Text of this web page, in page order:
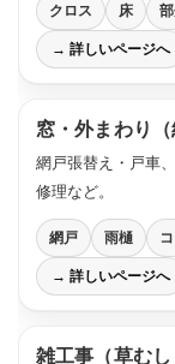
クロス 床
→ 詳しいページへ
窓・外まわり（
網戸張替え・戸車
修理など。
網戸 雨樋
→ 詳しいページへ
雑工事（草むし